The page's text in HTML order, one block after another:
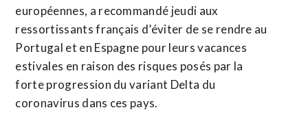
européennes, a recommandé jeudi aux
ressortissants français d’éviter de se rendre au
Portugal et en Espagne pour leurs vacances
estivales en raison des risques posés par la
forte progression du variant Delta du
coronavirus dans ces pays.